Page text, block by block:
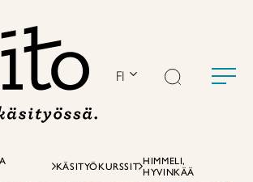
FI
KÄSITYÖKURSSIT HIMMELI,
HYVINKÄÄ